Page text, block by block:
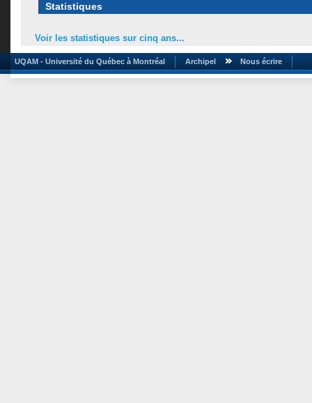
Statistiques
Voir les statistiques sur cinq ans...
UQAM - Université du Québec à Montréal Archipel Nous écrire